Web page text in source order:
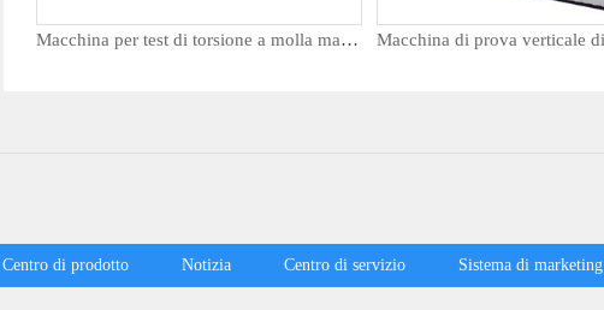
Macchina per test di torsione a molla manuale orizzontale
Centro di prodotto Notizia Centro di servizio Sistema di marketing